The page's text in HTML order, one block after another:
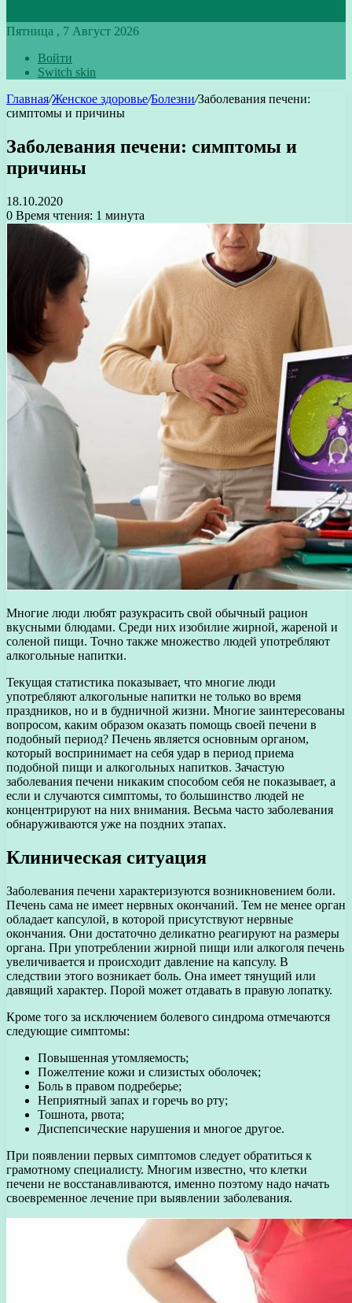
Пятница , 7 Август 2026
Войти
Switch skin
Главная/Женское здоровье/Болезни/Заболевания печени:
симптомы и причины
Заболевания печени: симптомы и
причины
18.10.2020
0 Время чтения: 1 минута
Многие люди любят разукрасить свой обычный рацион
вкусными блюдами. Среди них изобилие жирной, жареной и
соленой пищи. Точно также множество людей употребляют
алкогольные напитки.
Текущая статистика показывает, что многие люди
употребляют алкогольные напитки не только во время
праздников, но и в будничной жизни. Многие заинтересованы
вопросом, каким образом оказать помощь своей печени в
подобный период? Печень является основным органом,
который воспринимает на себя удар в период приема
подобной пищи и алкогольных напитков. Зачастую
заболевания печени никаким способом себя не показывает, а
если и случаются симптомы, то большинство людей не
концентрируют на них внимания. Весьма часто заболевания
обнаруживаются уже на поздних этапах.
Клиническая ситуация
Заболевания печени характеризуются возникновением боли.
Печень сама не имеет нервных окончаний. Тем не менее орган
обладает капсулой, в которой присутствуют нервные
окончания. Они достаточно деликатно реагируют на размеры
органа. При употреблении жирной пищи или алкоголя печень
увеличивается и происходит давление на капсулу. В
следствии этого возникает боль. Она имеет тянущий или
давящий характер. Порой может отдавать в правую лопатку.
Кроме того за исключением болевого синдрома отмечаются
следующие симптомы:
Повышенная утомляемость;
Пожелтение кожи и слизистых оболочек;
Боль в правом подреберье;
Неприятный запах и горечь во рту;
Тошнота, рвота;
Диспепсические нарушения и многое другое.
При появлении первых симптомов следует обратиться к
грамотному специалисту. Многим известно, что клетки
печени не восстанавливаются, именно поэтому надо начать
своевременное лечение при выявлении заболевания.